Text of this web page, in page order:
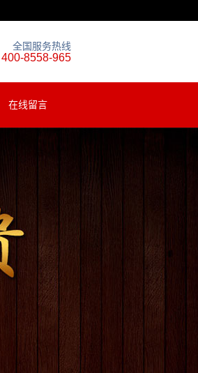
全国服务热线
400-8558-965
在线留言